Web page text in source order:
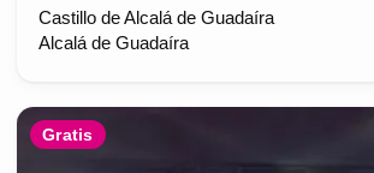
Castillo de Alcalá de Guadaíra
Alcalá de Guadaíra
Gratis